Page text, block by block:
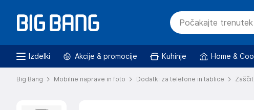
Izdelki Akcije & promocije Kuhinje Home &
Big Bang Mobilne naprave in foto Dodatki za telefone in tablice